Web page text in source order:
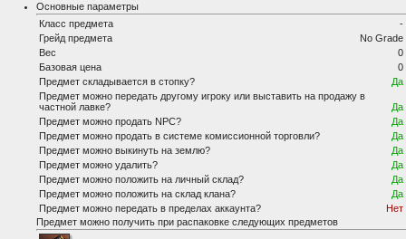
Основные параметры
Класс предмета
-
Грейд предмета
No Grade
Вес
0
Базовая цена
0
Предмет складывается в стопку?
Да
Предмет можно передать другому игроку или выставить на продажу в
частной лавке?
Да
Предмет можно продать NPC?
Да
Предмет можно продать в системе комиссионной торговли?
Да
Предмет можно выкинуть на землю?
Да
Предмет можно удалить?
Да
Предмет можно положить на личный склад?
Да
Предмет можно положить на склад клана?
Да
Предмет можно передать в пределах аккаунта?
Нет
Предмет можно получить при распаковке следующих предметов